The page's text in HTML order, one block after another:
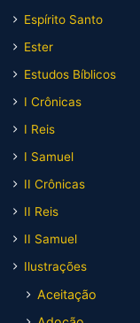
Espírito Santo
Ester
Estudos Bíblicos
I Crônicas
I Reis
I Samuel
II Crônicas
II Reis
II Samuel
Ilustrações
Aceitação